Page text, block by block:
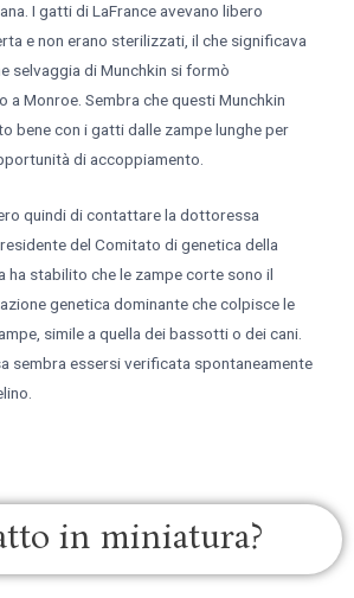
I gatti di LaFrance avevano libero
e non erano sterilizzati, il che significava
selvaggia di Munchkin si formò
a Monroe. Sembra che questi Munchkin
bene con i gatti dalle zampe lunghe per
di accoppiamento.
quindi di contattare la dottoressa
del Comitato di genetica della
ha stabilito che le zampe corte sono il
genetica dominante che colpisce le
simile a quella dei bassotti o dei cani.
sembra essersi verificata spontaneamente
in miniatura?